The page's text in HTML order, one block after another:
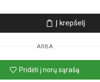
Į krepšelį
ARBA
Pridėti į norų sąrašą